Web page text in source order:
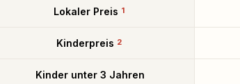
Lokaler Preis 1
Kinderpreis 2
Kinder unter 3 Jahren